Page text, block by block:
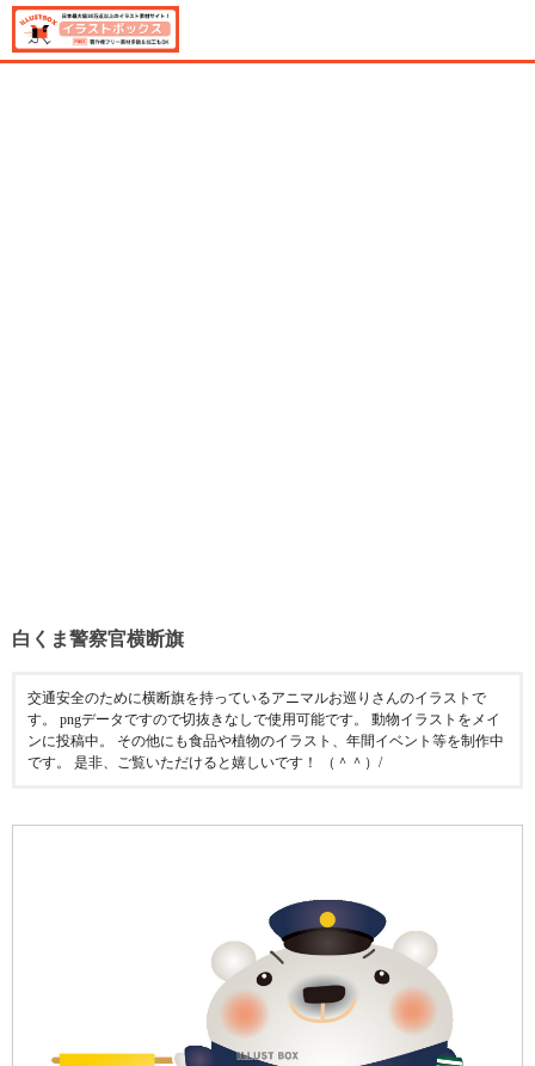
白くま警察官横断旗
交通安全のために横断旗を持っているアニマルお巡りさんのイラストで
す。 pngデータですので切抜きなしで使用可能です。 動物イラストをメイ
ンに投稿中。 その他にも食品や植物のイラスト、年間イベント等を制作中
です。 是非、ご覧いただけると嬉しいです！ （＾＾）/